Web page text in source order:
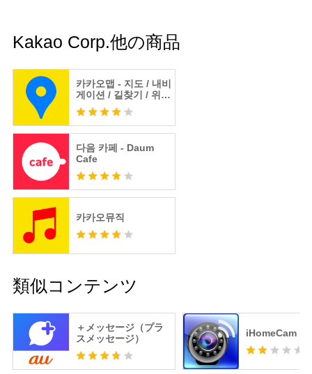
Kakao Corp.他の商品
카카오맵 - 지도 / 내비
게이션 / 길찾기 / 위치
공유
다음 카페 - Daum
Cafe
카카오뮤직
類似コンテンツ
＋メッセージ（プラ
スメッセージ）
iHomeCam